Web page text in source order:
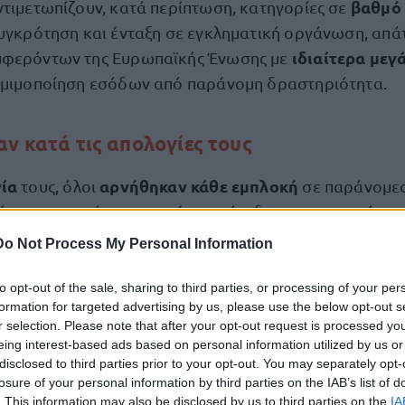
Not Process My Personal Information
opt-out of the sale, sharing to third parties, or processing of your
for targeted advertising by us, please use the below opt-out
selection. Please note that after your opt-out request is processed
interest-based ads based on personal information utilized by us
to third parties prior to your opt-out. You may separately
of your personal information by third parties on the IAB’s list of
This information may also be disclosed by us to third parties on the
κατά περίπτωση, κατηγορίες σε βαθμό
και ένταξη σε εγκληματική οργάνωση,
της Ευρωπαϊκής Ένωσης με ιδιαίτερα
εσόδων από παράνομη δραστηριότητα.
κατά τις απολογίες τους
τους, όλοι αρνήθηκαν κάθε εμπλοκή σε
κατηγορούμενους ανέφερε ότι δραστηριοποιείται
ότιοιεπιδοτήσειςπου έχει λάβει
τέθηκε σε κατ’ οίκον περιορισμό, φέρεται να
υποθέσεις και τις συναλλαγέςπου